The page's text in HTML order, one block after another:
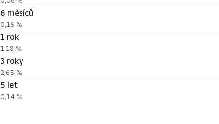
6 měsíců
0,16 %
1 rok
1,18 %
3 roky
2,65 %
5 let
0,14 %